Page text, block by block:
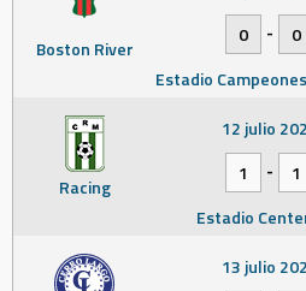
Boston River
0
-
0
Estadio
Racing
12 julio
1
-
1
Estadio
13 julio